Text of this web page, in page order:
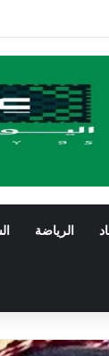
سوق السبت
الرياضة